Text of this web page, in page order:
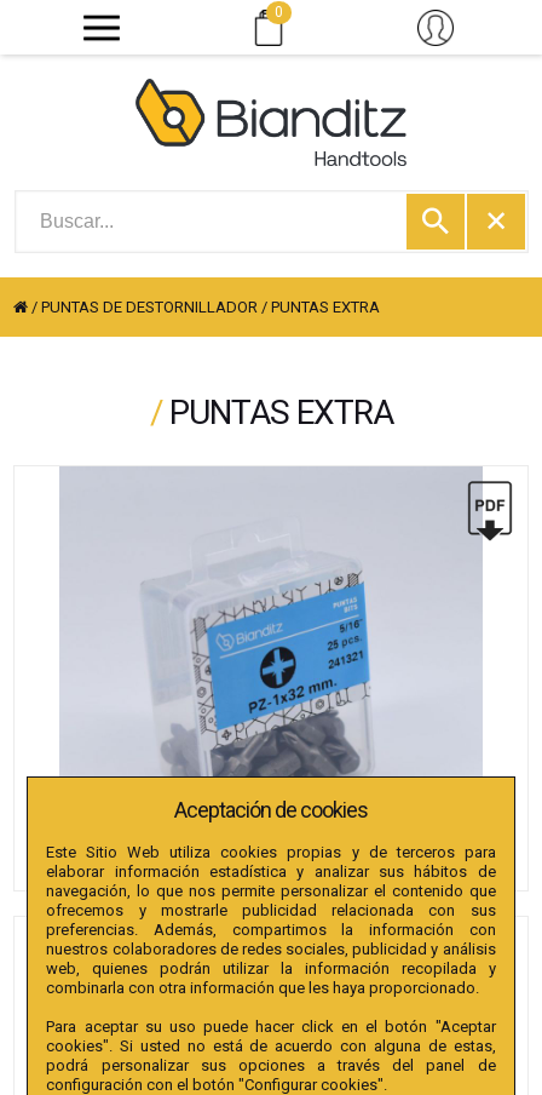
0
/PUNTAS DE DESTORNILLADOR /PUNTAS EXTRA
/ PUNTAS EXTRA
PUNTAS BIANDITZ PZ 4 X
32MM 5/16" 25U.
Referencia:241324
Colección:Punta PZ 32mm 5/16"" extra
Aceptación de cookies
Este Sitio Web utiliza cookies propias y de terceros para
elaborar información estadística y analizar sus hábitos de
navegación, lo que nos permite personalizar el contenido que
ofrecemos y mostrarle publicidad relacionada con sus
preferencias. Además, compartimos la información con
nuestros colaboradores de redes sociales, publicidad y análisis
web, quienes podrán utilizar la información recopilada y
combinarla con otra información que les haya proporcionado.
Para aceptar su uso puede hacer click en el botón "Aceptar
cookies". Si usted no está de acuerdo con alguna de estas,
podrá personalizar sus opciones a través del panel de
configuración con el botón "Configurar cookies".